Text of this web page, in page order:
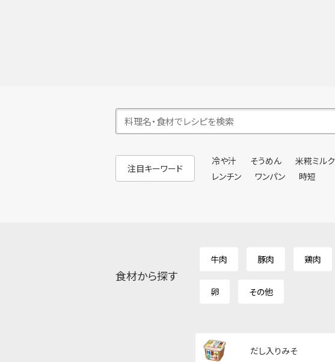
注目キーワード
冷や汁 そうめん 米糀ミルク
レンチン
ワンパン 時短
食材から探す
牛肉 豚肉 鶏肉
卵 その他
だし入りみそ